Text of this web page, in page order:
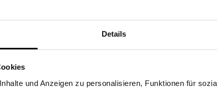
Details
und Anzeigen zu personalisieren, Funktionen für
Sichtbarkeit mit
im Freien. Das leichte vv
vom Körper ab, damit
UV-Schutz (UPF 50+)
Ausrüstung hält das
Insektizide
4-Wege-
Sind Sie Gewerbetreibender?
dass ich Gewerbetreibender bin. Alle Preise werden netto